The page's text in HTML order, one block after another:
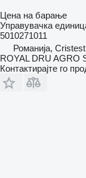
Цена на барање
Управувачка
5010271011
Романија,
ROYAL DRU AGRO
Контактирајте го